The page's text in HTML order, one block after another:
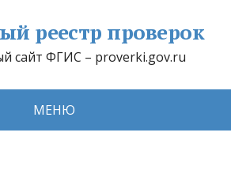
реестр проверок
сайт ФГИС – proverki.gov.ru
МЕНЮ